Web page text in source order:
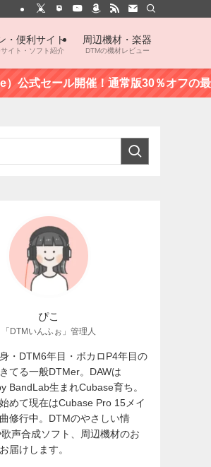
・便利サイト
イト・ソフト紹介
周辺機材・楽器
DTMの機材レビュー
セール開催！通常版30％オフの最新情
ぴこ
「DTMいんふぉ」管理人
・DTM6年目・ボカロP4年目の
てる一般DTMer。DAWは
BandLab生まれCubase育ち。
めて現在はCubase Pro 15メイ
修行中。DTMのやさしい情
声合成ソフト、周辺機材のお
届けします。